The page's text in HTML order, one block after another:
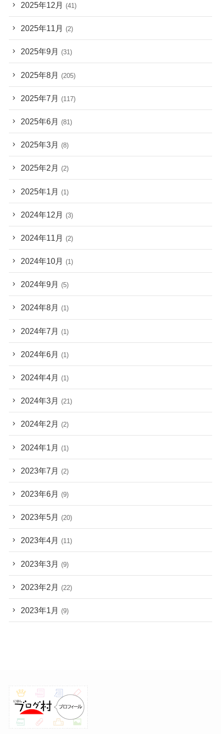
2025年12月 (41)
2025年11月 (2)
2025年9月 (31)
2025年8月 (205)
2025年7月 (117)
2025年6月 (81)
2025年3月 (8)
2025年2月 (2)
2025年1月 (1)
2024年12月 (3)
2024年11月 (2)
2024年10月 (1)
2024年9月 (5)
2024年8月 (1)
2024年7月 (1)
2024年6月 (1)
2024年4月 (1)
2024年3月 (21)
2024年2月 (2)
2024年1月 (1)
2023年7月 (2)
2023年6月 (9)
2023年5月 (20)
2023年4月 (11)
2023年3月 (9)
2023年2月 (22)
2023年1月 (9)